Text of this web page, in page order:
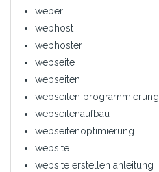
weber
webhost
webhoster
webseite
webseiten
webseiten programmierung
webseitenaufbau
webseitenoptimierung
website
website erstellen anleitung